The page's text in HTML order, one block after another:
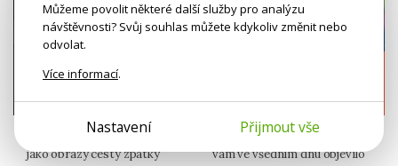
Odyssea duše
Starý příběh můžeme číst
jako obrazy cesty zpátky
Co byste dělali vy, kdyby se
vám ve všedním dnu objevilo
Můžeme povolit některé další služby pro analýzu
návštěvnosti? Svůj souhlas můžete kdykoliv změnit nebo
odvolat.
Více informací.
Nastavení Přijmout vše